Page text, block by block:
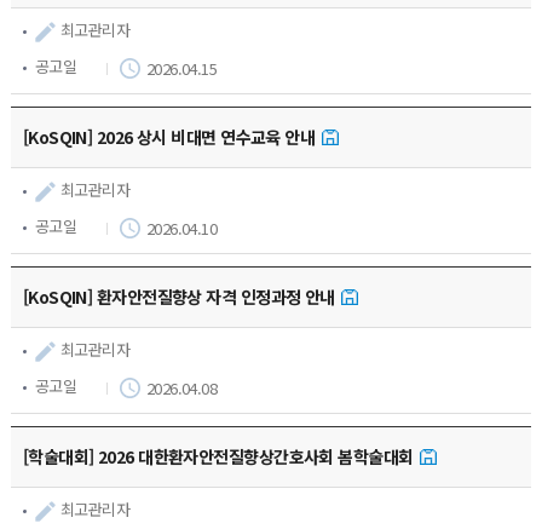
최고관리자
공고일
2026.04.15
[KoSQIN] 2026 상시 비대면 연수교육 안내
최고관리자
공고일
2026.04.10
[KoSQIN] 환자안전질향상 자격 인정과정 안내
최고관리자
공고일
2026.04.08
[학술대회] 2026 대한환자안전질향상간호사회 봄학술대회
최고관리자